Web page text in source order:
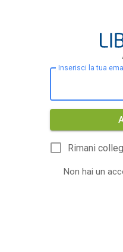
Inserisci la tua
Rimani
Non hai un